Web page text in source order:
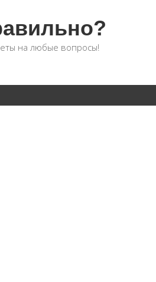
на любые вопросы!